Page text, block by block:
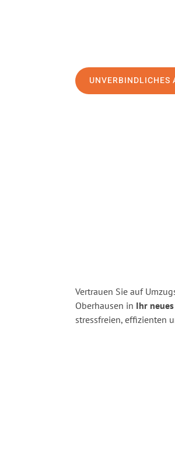
UNVERBINDLICHES
Vertrauen Sie auf
Oberhausen in Ihr
stressfreien, effizienten